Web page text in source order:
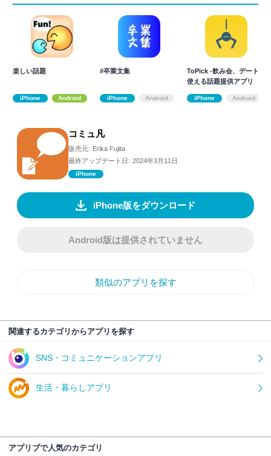
楽しい話題
iPhone Android
#卒業文集
iPhone Android
ToPick -飲み会、デートで
使える話題提供アプリ
iPhone Android
コミュ凡
販売元: Erika Fujita
最終アップデート日: 2024年3月11日
iPhone
iPhone版をダウンロード
Android版は提供されていません
類似のアプリを探す
関連するカテゴリからアプリを探す
SNS・コミュニケーションアプリ
生活・暮らしアプリ
アプリブで人気のカテゴリ